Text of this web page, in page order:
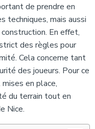
de prendre en
techniques, mais aussi
En effet,
des règles pour
Cela concerne tant
des joueurs. Pour ce
en place,
du terrain tout en
Nice.